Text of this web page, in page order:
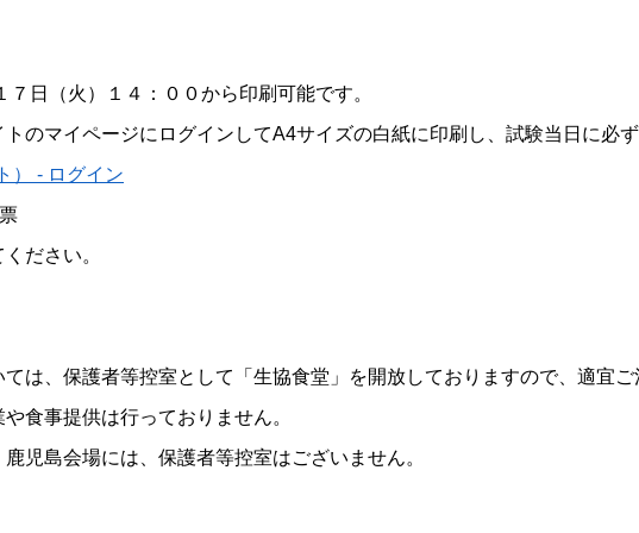
日（火）１４：００から印刷可能です。
のマイページにログインしてA4サイズの白紙に印刷し、試験当日に必
） - ログイン
ださい。
は、保護者等控室として「生協食堂」を開放しておりますので、適宜
食事提供は行っておりません。
児島会場には、保護者等控室はございません。